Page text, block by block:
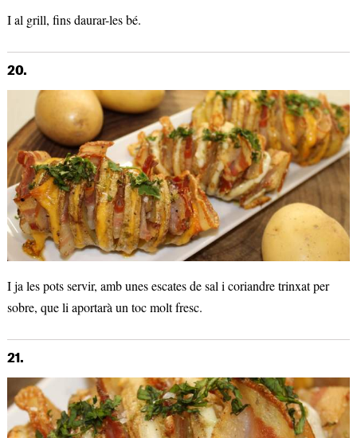
I al grill, fins daurar-les bé.
20.
I ja les pots servir, amb unes escates de sal i coriandre trinxat per
sobre, que li aportarà un toc molt fresc.
21.